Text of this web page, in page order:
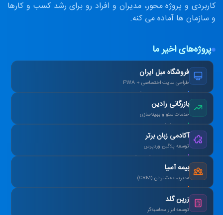
کاربردی و پروژه محور، مدیران و افراد رو برای رشد کسب و کارها
و سازمان ها آماده می کنه.
پروژه‌های اخیر ما
فروشگاه مبل ایران
طراحی سایت اختصاصی + PWA
بازرگانی رادین
خدمات سئو و بهینه‌سازی
آکادمی زبان برتر
توسعه پلاگین وردپرس
طراحی سیستم آزمون آنلاین و صدور کارنامه.
بیمه آسیا
مدیریت مشتریان (CRM)
یکپارچه‌سازی اطلاعات و اتوماسیون پیامک.
زرین گلد
توسعه ابزار محاسبه‌گر